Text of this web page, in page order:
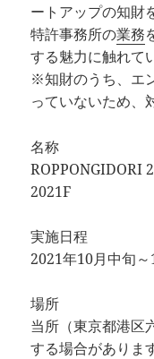
ートアップの知財
特許事務所の業務
する魅力に触れて
※知財のうち、エ
っていないため、
名称
ROPPONGIDORI
2021F
実施日程
2021年10月中旬
場所
当所（東京都港区
する場合がありま